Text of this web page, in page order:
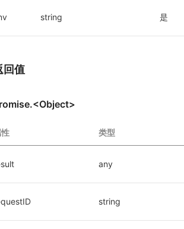
string 是
回值
类型
any
string